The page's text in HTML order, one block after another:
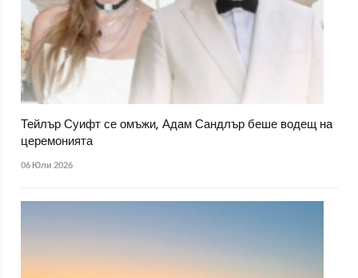
Тейлър Суифт се омъжи, Адам Сандлър беше водещ на
церемонията
06 Юли 2026